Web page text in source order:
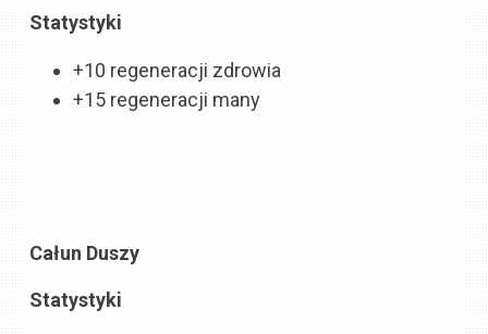
Statystyki
+10 regeneracji zdrowia
+15 regeneracji many
Całun Duszy
Statystyki